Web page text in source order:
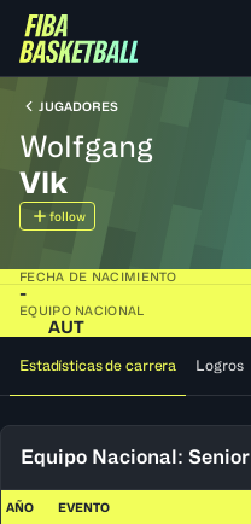
JUGADORES
Wolfgang
Vlk
follow
FECHA DE NACIMIENTO
-
EQUIPO NACIONAL
AUT
Estadísticas de carrera Logros
Equipo Nacional: Senior
AÑO EVENTO